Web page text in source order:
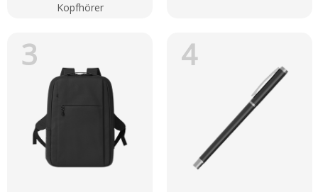
Kopfhörer
3 4